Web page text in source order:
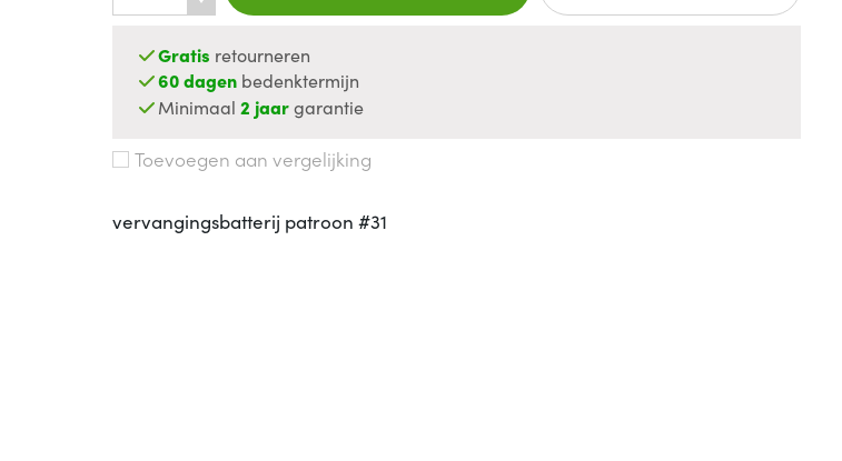
Gratis retourneren
60 dagen bedenktermijn
Minimaal2 jaargarantie
Toevoegen aan vergelijking
vervangingsbatterij patroon #31